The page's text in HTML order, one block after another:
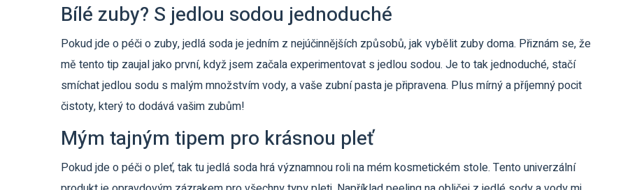
Bílé zuby? S jedlou sodou jednoduché
Pokud jde o péči o zuby, jedlá soda je jedním z nejúčinnějších způsobů, jak vybělit zuby doma. Přiznám se, že
mě tento tip zaujal jako první, když jsem začala experimentovat s jedlou sodou. Je to tak jednoduché, stačí
smíchat jedlou sodu s malým množstvím vody, a vaše zubní pasta je připravena. Plus mírný a příjemný pocit
čistoty, který to dodává vašim zubům!
Mým tajným tipem pro krásnou pleť
Pokud jde o péči o pleť, tak tu jedlá soda hrá významnou roli na mém kosmetickém stole. Tento univerzální